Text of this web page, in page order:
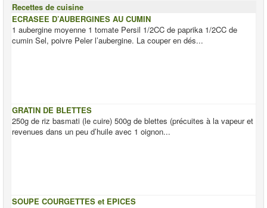
Recettes de cuisine
ECRASEE D’AUBERGINES AU CUMIN
1 aubergine moyenne 1 tomate Persil 1/2CC de paprika 1/2CC de
cumin Sel, poivre Peler l’aubergine. La couper en dés...
GRATIN DE BLETTES
250g de riz basmati (le cuire) 500g de blettes (précuites à la vapeur et
revenues dans un peu d’huile avec 1 oignon...
SOUPE COURGETTES et EPICES